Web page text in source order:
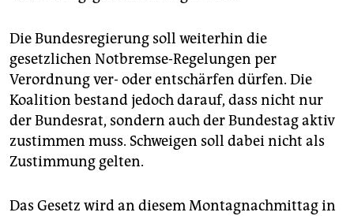
Die Bundesregierung soll weiterhin die
gesetzlichen Notbremse-Regelungen per
Verordnung ver- oder entschärfen dürfen. Die
Koalition bestand jedoch darauf, dass nicht nur
der Bundesrat, sondern auch der Bundestag aktiv
zustimmen muss. Schweigen soll dabei nicht als
Zustimmung gelten.
Das Gesetz wird an diesem Montagnachmittag in